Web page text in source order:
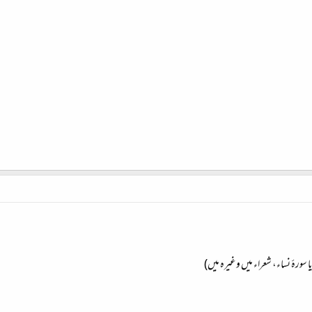
نساء، شعراء میں وغیرہ میں)